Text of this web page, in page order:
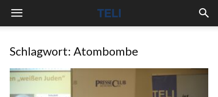
Schlagwort: Atombombe